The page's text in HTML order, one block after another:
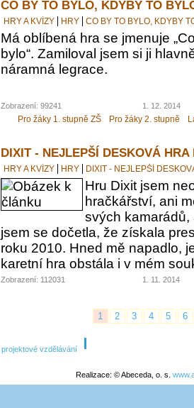
CO BY TO BYLO, KDYBY TO
HRY A KVÍZY HRY CO BY TO BYLO, KDYBY
Má oblíbená hra se jmenuje
bylo“. Zamiloval jsem si ji
náramná legrace.
Zobrazení: 99241 1. 12. 2014
Pro žáky 1. stupně ZŠ Pro žáky 2. stupně
DIXIT - NEJLEPŠÍ DESKOVÁ HRA
HRY A KVÍZY HRY DIXIT - NEJLEPŠÍ
Hru Dixit jsem
hračkářství, ani
svých kamarádů,
jsem se dočetla, že získala
roku 2010. Hned mě napadlo,
karetní hra obstála i v mém
Zobrazení: 112031 1. 11. 2014
1 2 3 4 5 6
Realizace: © Abeceda, o. s.